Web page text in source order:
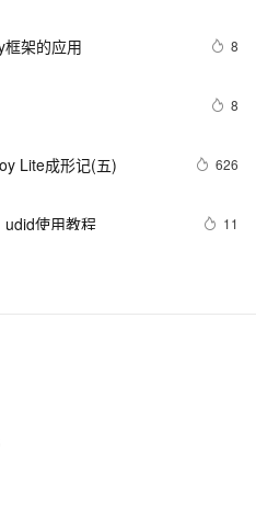
架的应用 8
8
Lite成形记(五) 626
使用教程 11
：全面解析iOS与
化、广告集成与内购设置